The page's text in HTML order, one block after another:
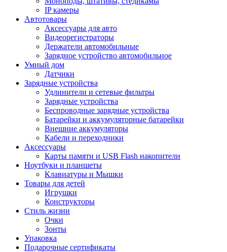
IP камеры
Автотовары
Аксессуары для авто
Видеорегистраторы
Держатели автомобильные
Зарядное устройство автомобильное
Умный дом
Датчики
Зарядные устройства
Удлинители и сетевые фильтры
Зарядные устройства
Беспроводные зарядные устройства
Батарейки и аккумуляторные батарейки
Внешние аккумуляторы
Кабели и переходники
Аксессуары
Карты памяти и USB Flash накопители
Ноутбуки и планшеты
Клавиатуры и Мышки
Товары для детей
Игрушки
Конструкторы
Стиль жизни
Очки
Зонты
Упаковка
Подарочные сертификаты